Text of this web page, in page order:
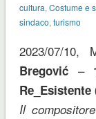
cultura, Costume e
sindaco, turismo
2023/07/10,
Bregović–
Il